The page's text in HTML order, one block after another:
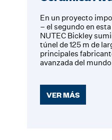
En un proyecto
– el segundo en
NUTEC Bickley
túnel de 125 m de
principales
avanzada del
VER MÁS